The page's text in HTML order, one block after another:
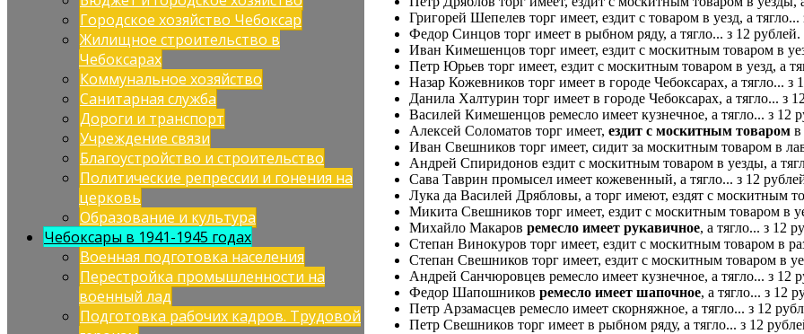
Городское хозяйство Чебоксар
Жилищное строительство в
Чебоксарах
Коммунальное хозяйство
Санитарная служба
Дороги и транспорт
Учреждение связи
Благоустройство и строительство
Политические репрессии и гонения на
церковь
Образование и культура
Чебоксары в 1941-1945 годах
Военная подготовка населения
Перестройка промышленности на
военный лад
Подготовка рабочих кадров. Трудовой
Григорей Шепелев торг имеет, ездит с товаром в уезд, а
Федор Синцов торг имеет в рыбном ряду, а тягло... з 12 рублей.
Иван Кимешенцов торг имеет, ездит с москитным товаром в
Петр Юрьев торг имеет, ездит с москитным товаром в уезд, а
Назар Кожевников торг имеет в городе Чебоксарах, а тягло... з
Данила Халтурин торг имеет в городе Чебоксарах, а тягло... з
Василей Кимешенцов ремесло имеет кузнечное, а тягло... з 12
Алексей Соломатов торг имеет,ездит с москитным товаром в
Иван Свешников торг имеет, сидит за москитным товаром в
Андрей Спиридонов ездит с москитным товаром в уезды, а
Сава Таврин промысел имеет кожевенный, а тягло... з 12
Лука да Василей Дрябловы, а торг имеют, ездят с москитным
Микита Свешников торг имеет, ездит с москитным товаром в
Михайло Макаровремесло имеет рукавичное, а тягло... з 12
Степан Винокуров торг имеет, ездит с москитным товаром в
Степан Свешников торг имеет, ездит с москитным товаром в
Андрей Санчюровцев ремесло имеет кузнечное, а тягло... з 12
Федор Шапошниковремесло имеет шапочное, а тягло... з 12
Петр Арзамасцев ремесло имеет скорняжное, а тягло... з 12
Петр Свешников торг имеет в рыбном ряду, а тягло... з 12